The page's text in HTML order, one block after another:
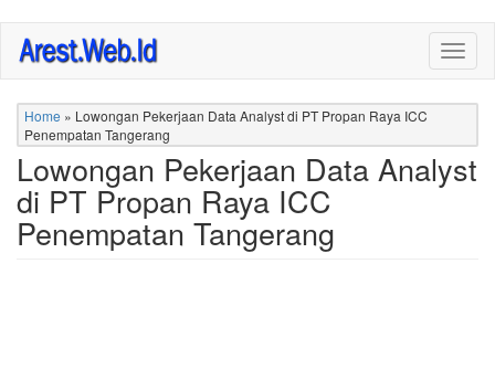
Skip
main
content
Home » Lowongan Pekerjaan Data Analyst di PT Propan Raya ICC
Penempatan Tangerang
Lowongan Pekerjaan Data Analyst
di PT Propan Raya ICC
Penempatan Tangerang